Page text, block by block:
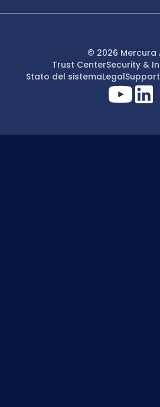
© 2026 Mercura
Trust CenterSecurity &
Stato del sistemaLegal